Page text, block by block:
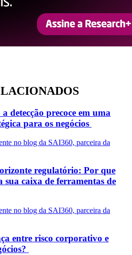
detecção precoce em uma
para os negócios
no blog da SAI360, parceira da
regulatório: Por que
sua caixa de ferramentas de
no blog da SAI360, parceira da
entre risco corporativo e